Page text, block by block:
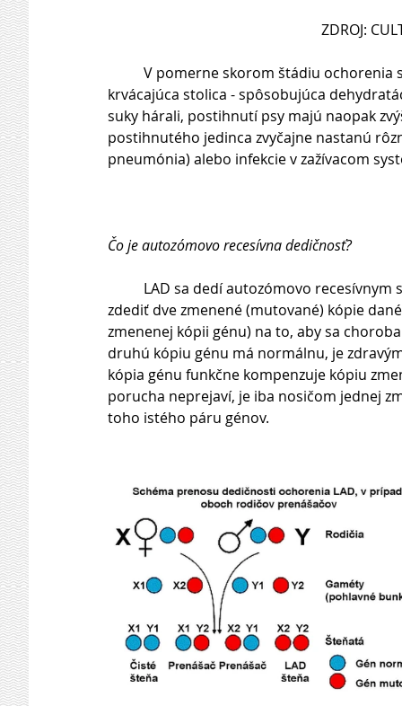
ZDROJ:
krvácajúca stolica - spôsobujúca
suky hárali, postihnutí psy majú naopak
postihnutého jedinca zvyčajne nastanú
pneumónia) alebo infekcie v zažívacom
Čo je autozómovo recesívna dedičnosť?
zdediť dve zmenené (mutované) kópie
zmenenej kópii génu) na to, aby sa
druhú kópiu génu má normálnu, je
kópia génu funkčne kompenzuje kópiu
porucha neprejaví, je iba nosičom jednej
toho istého páru génov.